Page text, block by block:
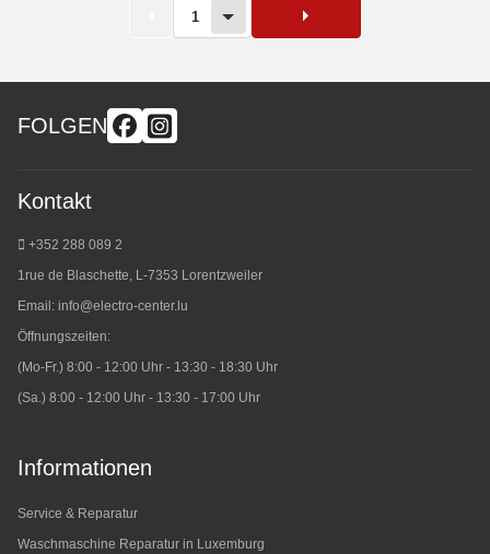
1
FOLGEN
Kontakt
+352 288 089 2
1rue de Blaschette, L-7353 Lorentzweiler
Email: info@electro-center.lu
Öffnungszeiten:
(Mo-Fr.) 8:00 - 12:00 Uhr - 13:30 - 18:30 Uhr
(Sa.) 8:00 - 12:00 Uhr - 13:30 - 17:00 Uhr
Informationen
Service & Reparatur
Waschmaschine Reparatur in Luxemburg